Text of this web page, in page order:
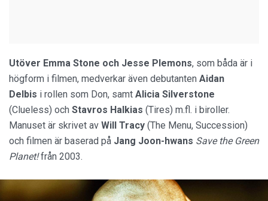
Utöver Emma Stone och Jesse Plemons, som båda är i
högform i filmen, medverkar även debutanten Aidan
Delbis i rollen som Don, samt Alicia Silverstone
(Clueless) och Stavros Halkias (Tires) m.fl. i biroller.
Manuset är skrivet av Will Tracy (The Menu, Succession)
och filmen är baserad på Jang Joon-hwans Save the Green
Planet!från 2003.